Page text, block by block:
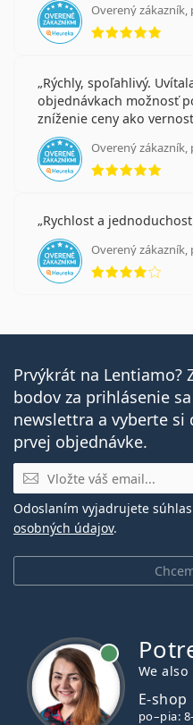
Overený
Rýchly, spoľahlivý.
objednávkach možnosť
zníženie ceny ako
Overený
Rychlost a
Overený zákazník,
Prvýkrát na Lentiamo?
bodov za prihlásenie
newslettra a vyberte si
prvej objednávke.
E-mail
Odoslaním vyjadrujete
osobných údajov.
We
E-shop
po–pia: